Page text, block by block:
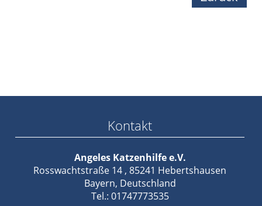
Kontakt
Angeles Katzenhilfe e.V.
Rosswachtstraße 14 , 85241 Hebertshausen
Bayern, Deutschland
Tel.: 01747773535